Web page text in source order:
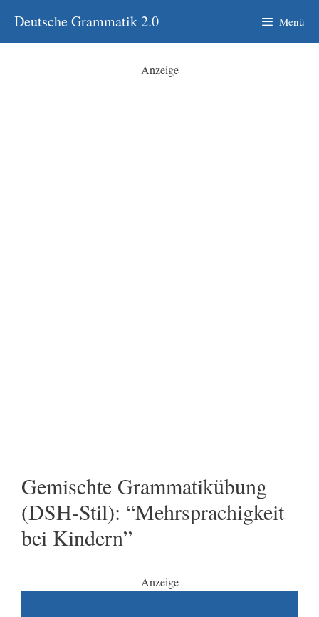
Inhalt
springen
Deutsche Grammatik 2.0 Menü
Anzeige
Gemischte Grammatikübung
(DSH-Stil): “Mehrsprachigkeit
bei Kindern”
Anzeige